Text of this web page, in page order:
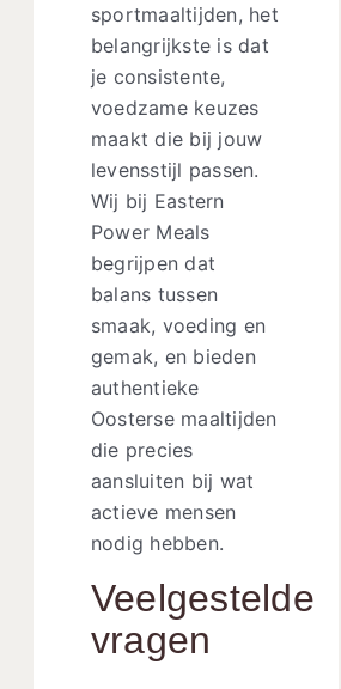
sportmaaltijden, het
belangrijkste is dat
je consistente,
voedzame keuzes
maakt die bij jouw
levensstijl passen.
Wij bij Eastern
Power Meals
begrijpen dat
balans tussen
smaak, voeding en
gemak, en bieden
authentieke
Oosterse maaltijden
die precies
aansluiten bij wat
actieve mensen
nodig hebben.
Veelgestelde
vragen